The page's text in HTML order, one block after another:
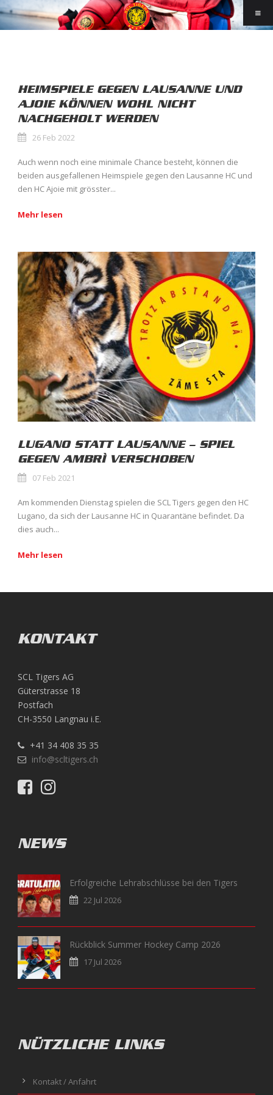
HEIMSPIELE GEGEN LAUSANNE UND
AJOIE KÖNNEN WOHL NICHT
NACHGEHOLT WERDEN
26 Feb 2022
Auch wenn noch eine minimale Chance besteht, können die
beiden ausgefallenen Heimspiele gegen den Lausanne HC und
den HC Ajoie mit grösster...
Mehr lesen
LUGANO STATT LAUSANNE – SPIEL
GEGEN AMBRÌ VERSCHOBEN
07 Feb 2021
Am kommenden Dienstag spielen die SCL Tigers gegen den HC
Lugano, da sich der Lausanne HC in Quarantäne befindet. Da
dies auch...
Mehr lesen
KONTAKT
SCL Tigers AG
Güterstrasse 18
Postfach
CH-3550 Langnau i.E.
+41 34 408 35 35
info@scltigers.ch
NEWS
Erfolgreiche Lehrabschlüsse bei den Tigers
22 Jul 2026
Rückblick Summer Hockey Camp 2026
17 Jul 2026
NÜTZLICHE LINKS
Kontakt / Anfahrt